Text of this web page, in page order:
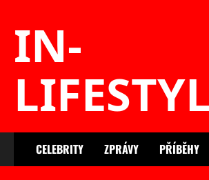
IN-
CELEBRITY ZPRÁVY PŘÍBĚHY